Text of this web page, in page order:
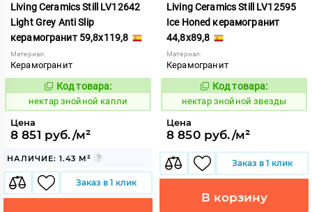
Living Ceramics Still LV12642
Light Grey Anti Slip
керамогранит 59,8x119,8
Материал:
Керамогранит
1129037
Код товара:
нектар знойной капли
Цена
8 851 руб./м²
НАЛИЧИЕ: 1.43 М²
Заказ в 1 клик
Living Ceramics Still LV12595
Ice Honed керамогранит
44,8x89,8
Материал:
Керамогранит
1129029
Код товара:
нектар знойной звезды
Цена
8 850 руб./м²
Заказ в 1 клик
В корзину